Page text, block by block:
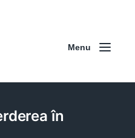
Menu
în